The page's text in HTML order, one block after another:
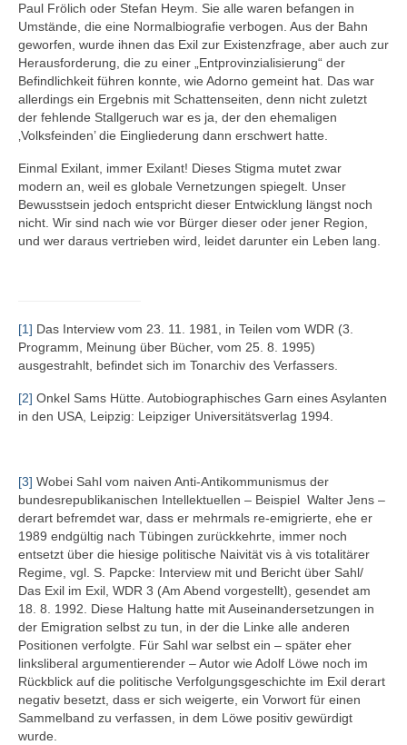
Paul Frölich oder Stefan Heym. Sie alle waren befangen in
Umstände, die eine Normalbiografie verbogen. Aus der Bahn
geworfen, wurde ihnen das Exil zur Existenzfrage, aber auch zur
Herausforderung, die zu einer „Entprovinzialisierung“ der
Befindlichkeit führen konnte, wie Adorno gemeint hat. Das war
allerdings ein Ergebnis mit Schattenseiten, denn nicht zuletzt
der fehlende Stallgeruch war es ja, der den ehemaligen
‚Volksfeinden’ die Eingliederung dann erschwert hatte.
Einmal Exilant, immer Exilant! Dieses Stigma mutet zwar
modern an, weil es globale Vernetzungen spiegelt. Unser
Bewusstsein jedoch entspricht dieser Entwicklung längst noch
nicht. Wir sind nach wie vor Bürger dieser oder jener Region,
und wer daraus vertrieben wird, leidet darunter ein Leben lang.
[1] Das Interview vom 23. 11. 1981, in Teilen vom WDR (3.
Programm, Meinung über Bücher, vom 25. 8. 1995)
ausgestrahlt, befindet sich im Tonarchiv des Verfassers.
[2] Onkel Sams Hütte. Autobiographisches Garn eines Asylanten
in den USA, Leipzig: Leipziger Universitätsverlag 1994.
[3] Wobei Sahl vom naiven Anti-Antikommunismus der
bundesrepublikanischen Intellektuellen – Beispiel Walter Jens –
derart befremdet war, dass er mehrmals re-emigrierte, ehe er
1989 endgültig nach Tübingen zurückkehrte, immer noch
entsetzt über die hiesige politische Naivität vis à vis totalitärer
Regime, vgl. S. Papcke: Interview mit und Bericht über Sahl/
Das Exil im Exil, WDR 3 (Am Abend vorgestellt), gesendet am
18. 8. 1992. Diese Haltung hatte mit Auseinandersetzungen in
der Emigration selbst zu tun, in der die Linke alle anderen
Positionen verfolgte. Für Sahl war selbst ein – später eher
linksliberal argumentierender – Autor wie Adolf Löwe noch im
Rückblick auf die politische Verfolgungsgeschichte im Exil derart
negativ besetzt, dass er sich weigerte, ein Vorwort für einen
Sammelband zu verfassen, in dem Löwe positiv gewürdigt
wurde.